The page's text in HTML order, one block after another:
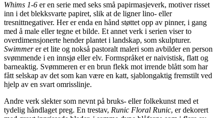
Whims 1-6 er en serie med seks små papirmasjeverk, motiver risset
inn i det blekksvarte papiret, slik at de ligner lino- eller
tresnittnegativer. Her er enda en hånd støttet opp av pinner, i gang
med å male eller tegne et bilde. Et annet verk i serien viser to
overdimensjonerte hender plantet i landskap, som skulpturer.
Swimmerer et lite og nokså pastoralt maleri som avbilder en person
svømmende i en innsjø eller elv. Formspråket er naivistisk, flatt og
barneaktig. Svømmeren er en brun flekk mot irrende blått som har
fått selskap av det som kan være en katt, sjablongaktig fremstilt ved
hjelp av en svart omrisslinje.
Andre verk slekter som nevnt på bruks- eller folkekunst med et
tydelig håndlaget preg. En trestav, Runic Floral Runic, er dekorert